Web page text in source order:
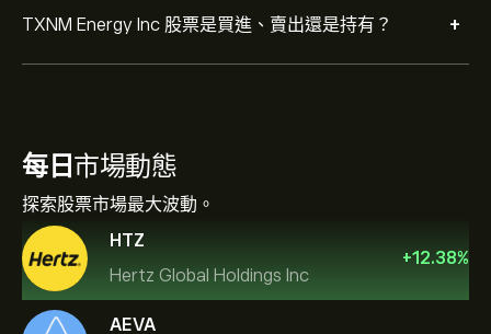
TXNM Energy Inc 股票是買進、賣出還是持有？ +
每日 市場動態
探索股票市場最大波動。
HTZ
Hertz Global Holdings Inc
+12.38%
AEVA